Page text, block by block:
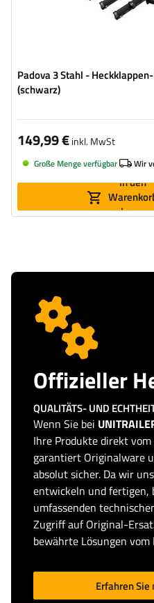
Padova 3 Stahl -
(schwarz)
149,99 €inkl. MwSt
Große Menge verfügbar Wir
In den
legen
Offizieller
QUALITÄTS- UND
Wenn Sie bei
Ihre Produkte direkt
garantiert Originalware
absolut sicher. Da wir
entwickeln und fertigen,
umfassenden
Zugriff auf Original-
bewährte Lösungen
Erfahren